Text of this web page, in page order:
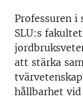
Professuren i
SLU:s
att stärka
hållbarhet